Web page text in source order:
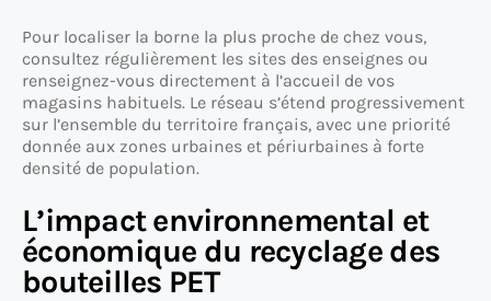
Pour localiser la borne la plus proche de chez vous,
consultez régulièrement les sites des enseignes ou
renseignez-vous directement à l’accueil de vos
magasins habituels. Le réseau s’étend progressivement
sur l’ensemble du territoire français, avec une priorité
donnée aux zones urbaines et périurbaines à forte
densité de population.
L’impact environnemental et
économique du recyclage des
bouteilles PET